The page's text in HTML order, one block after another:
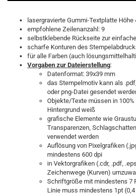
lasergravierte Gummi-Textplatte
empfohlene Zeilenanzahl: 9
selbstklebende Rückseite zur
scharfe Konturen des
für alle Farben (auch
Vorgaben zur Dateierstellung:
Datenformat: 39x39 mm
das Stempelmotiv kann als
oder png-Datei gesendet
Objekte/Texte müssen in
Hintergrund weiß
grafische Elemente wie
Transparenzen,
verwendet werden
Auflösung von Pixelgrafiken
mindestens 600 dpi
in Vektorgrafiken (.cdr, .pdf,
Zeichenwege (Kurven)
Schriftgröße mit mindestens 7
Linie muss mindestens 1pt